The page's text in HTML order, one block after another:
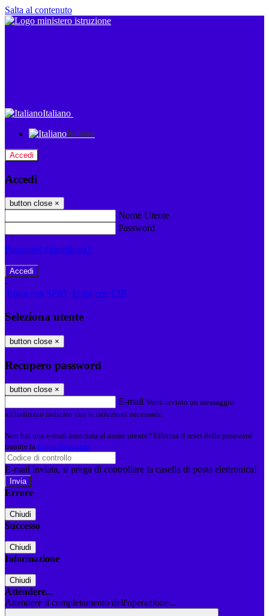
Salta al contenuto
Italiano
Italiano
Accedi
Accedi
button close ×
Nome Utente
Password
Password dimenticata?
-
Entra con SPID Entra con CIE
Seleziona utente
button close ×
Recupero password
button close ×
E-mail Verrà inviato un messaggio
all'indirizzo indicato con le istruzioni necessarie.
Non hai una e-mail associata al nome utente? Effettua il reset della password
tramite la Login Spaggiari
E-mail inviata, si prega di controllare la casella di posta elettronica!
Errore
Chiudi
Successo
Chiudi
Informazione
Chiudi
Attendere...
Attendere il completamento dell'operazione...